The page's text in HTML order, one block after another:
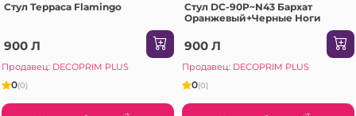
Стул Терраса Flamingo
900 Л
Продавец: DECOPRIM PLUS
0(0)
Стул DC-90P~N43 Бархат
Оранжевый+Черные Ноги
900 Л
Продавец: DECOPRIM PLUS
0(0)